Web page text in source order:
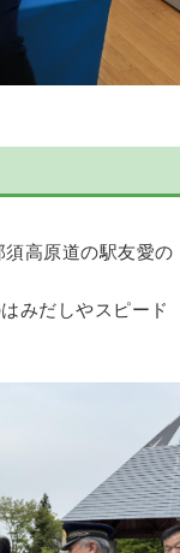
高原道の駅友愛の
みだしやスピード